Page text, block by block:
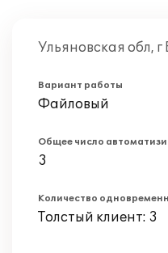
Ульяновская обл,
Вариант работы
Файловый
Общее число
3
Количество
Толстый клиент: 3